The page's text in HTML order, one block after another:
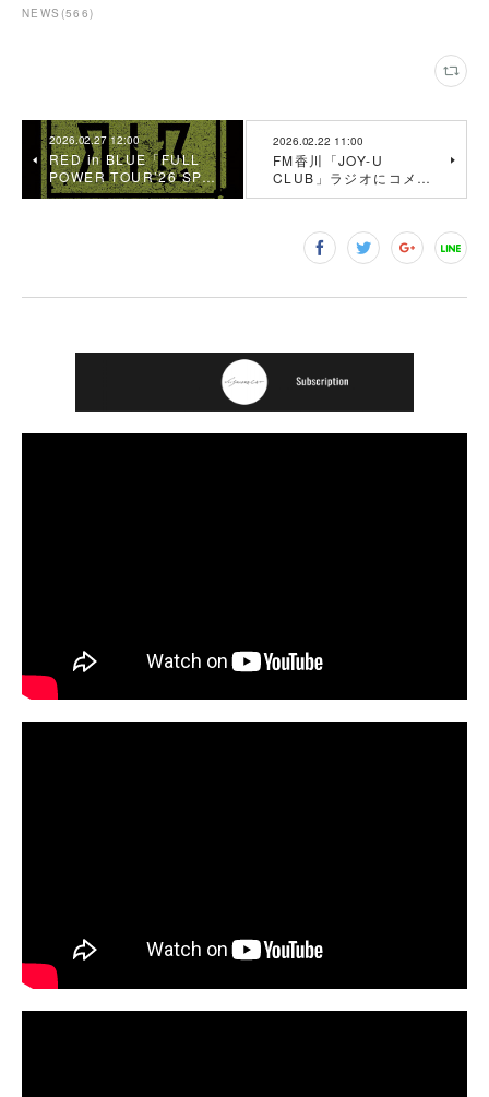
NEWS (566)
2026.02.27 12:00
RED in BLUE「FULL
POWER TOUR’26 SP…
2026.02.22 11:00
FM香川「JOY-U
CLUB」ラジオにコメ…